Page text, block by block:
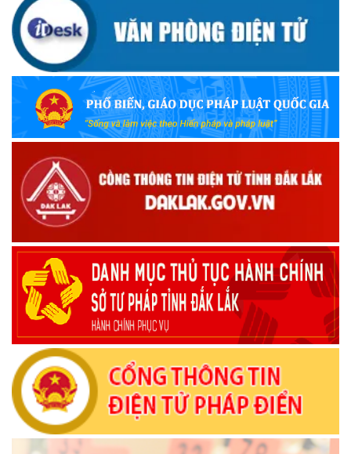
UBND TỈNH ĐẮK LẮK KHUYẾN CÁO NGƯỜI DÂN TĂNG
CƯỜNG PHÒNG, CHỐNG BỆNH TẢ
(09/10/2025)
Bộ Quốc phòng công bố thủ tục hành chính đủ điều kiện
tái cấu trúc thực hiện toàn trình, một phần trên môi trường
điện tử
(09/10/2025)
Bộ Chính trị, Ban Bí thư kết luận về phân cấp, phân quyền
trong vận hành chính quyền địa phương 2 cấp